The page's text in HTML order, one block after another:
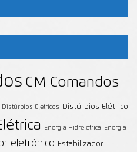
CM Comandos
Distúrbios Eletricos Distúrbios Elétrico
Energia Hidrelétrica Energia
eletrônico Estabilizador